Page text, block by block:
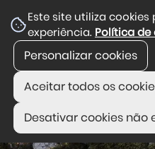
Este site utiliza
experiência. Política de
Personalizar cookies
Aceitar todos os
Desativar cookies não